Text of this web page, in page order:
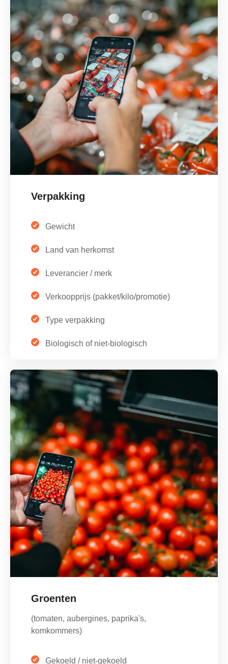
Verpakking
Gewicht
Land van herkomst
Leverancier / merk
Verkoopprijs (pakket/kilo/promotie)
Type verpakking
Biologisch of niet-biologisch
Groenten
(tomaten, aubergines, paprika's,
komkommers)
Gekoeld / niet-gekoeld